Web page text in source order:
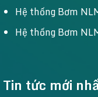
Hệ thống Bơm
Hệ thống Bơm
Tin tức mới